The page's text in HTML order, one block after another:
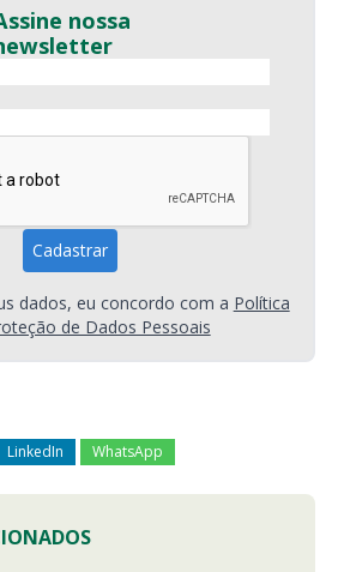
nossa
dados, eu concordo com a Política
de Dados Pessoais
LinkedIn WhatsApp